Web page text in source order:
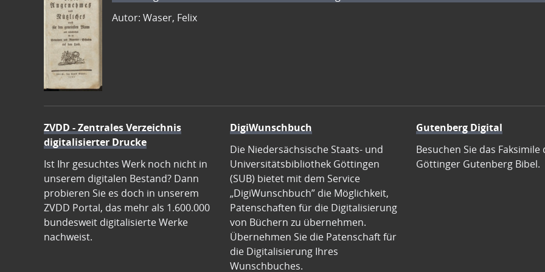
Autor: Waser, Felix
ZVDD - Zentrales Verzeichnis
digitalisierter Drucke
Ist Ihr gesuchtes Werk noch nicht in
unserem digitalen Bestand? Dann
probieren Sie es doch in unserem
ZVDD Portal, das mehr als 1.600.000
bundesweit digitalisierte Werke
nachweist.
DigiWunschbuch
Die Niedersächsische Staats- und
Universitätsbibliothek Göttingen
(SUB) bietet mit dem Service
„DigiWunschbuch” die Möglichkeit,
Patenschaften für die Digitalisierung
von Büchern zu übernehmen.
Übernehmen Sie die Patenschaft für
die Digitalisierung Ihres
Wunschbuches.
Gutenberg Digital
Besuchen Sie das Faksimile
Göttinger Gutenberg Bibel.